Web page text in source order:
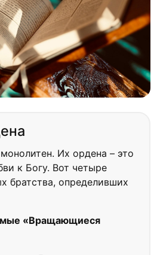
Их ордена – это
к Богу. Вот четыре
братства, определивших
«Вращающиеся